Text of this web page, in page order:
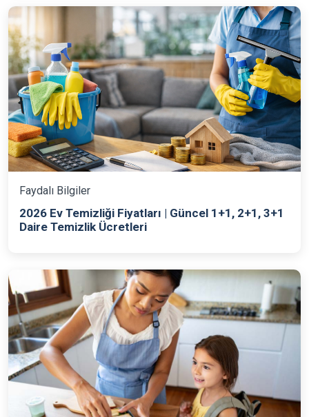
Faydalı Bilgiler
2026 Ev Temizliği Fiyatları | Güncel 1+1, 2+1, 3+1
Daire Temizlik Ücretleri